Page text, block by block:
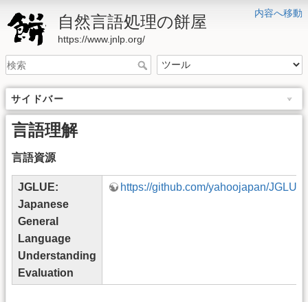
内容へ移動
自然言語処理の餅屋
https://www.jnlp.org/
サイドバー
言語理解
言語資源
JGLUE:
Japanese
General
Language
Understanding
Evaluation
https://github.com/yahoojapan/JGLUE